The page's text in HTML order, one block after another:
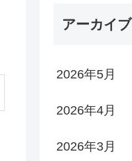
アーカイブ
2026年5月
2026年4月
2026年3月